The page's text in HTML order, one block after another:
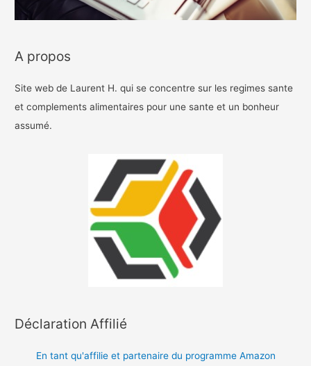
A propos
Site web de Laurent H. qui se concentre sur les regimes sante
et complements alimentaires pour une sante et un bonheur
assumé.
Déclaration Affilié
En tant qu'affilie et partenaire du programme Amazon